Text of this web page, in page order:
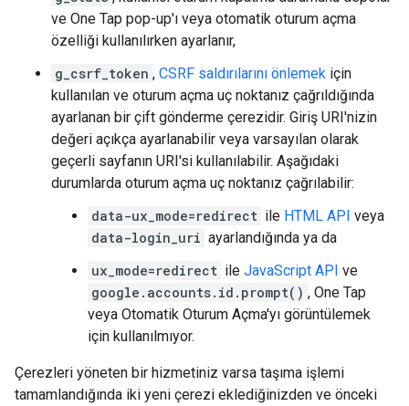
ve One Tap pop-up'ı veya otomatik oturum açma
özelliği kullanılırken ayarlanır,
g_csrf_token , CSRF saldırılarını önlemek için
kullanılan ve oturum açma uç noktanız çağrıldığında
ayarlanan bir çift gönderme çerezidir. Giriş URI'nizin
değeri açıkça ayarlanabilir veya varsayılan olarak
geçerli sayfanın URI'si kullanılabilir. Aşağıdaki
durumlarda oturum açma uç noktanız çağrılabilir:
data-ux_mode=redirect ile HTML API veya
data-login_uri ayarlandığında ya da
ux_mode=redirect ile JavaScript API ve
google.accounts.id.prompt() , One Tap
veya Otomatik Oturum Açma'yı görüntülemek
için kullanılmıyor.
Çerezleri yöneten bir hizmetiniz varsa taşıma işlemi
tamamlandığında iki yeni çerezi eklediğinizden ve önceki